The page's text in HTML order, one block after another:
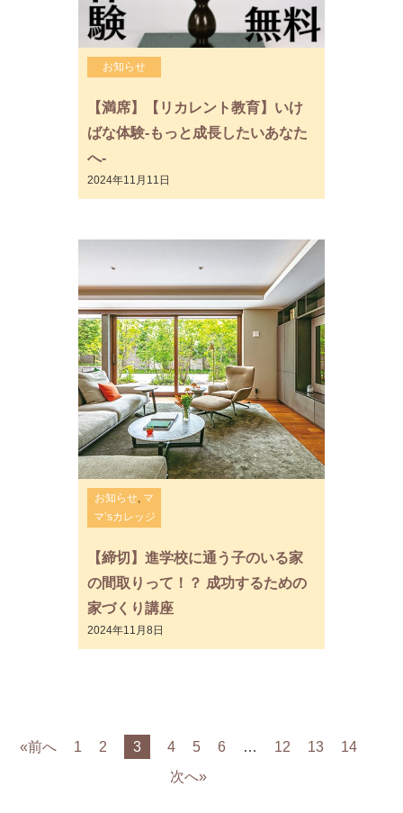
お知らせ
【満席】【リカレント教育】いけ
ばな体験-もっと成長したいあなた
へ-
2024年11月11日
お知らせ, マ
マ’sカレッジ
【締切】進学校に通う子のいる家
の間取りって！？ 成功するための
家づくり講座
2024年11月8日
«前へ 1 2 3 4 5 6 … 12 13
14
次へ»